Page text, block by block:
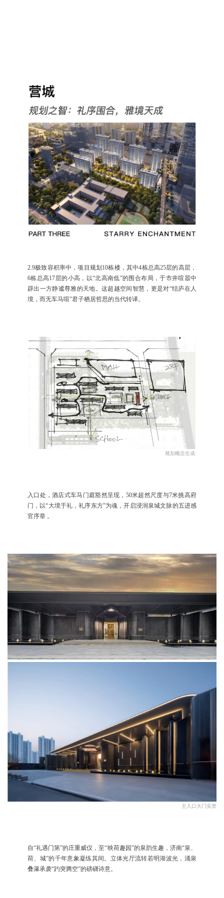
2.9极致容积率中，项目规划10栋楼，其中4栋总高25层的高层，
6栋总高17层的小高，以“北高南低”的围合布局，于市井喧嚣中
辟出一方静谧尊雅的天地。这超越空间智慧，更是对“结庐在人
境，而无车马喧”君子栖居哲思的当代转译。
规划概念生成
入口处，酒店式车马门庭豁然呈现，50米超然尺度与7米挑高府
门，以“大境于礼，礼序东方”为魂，开启浸润泉城文脉的五进感
官序章 。
主入口大门实景
自“礼遇门第”的庄重威仪，至“映荷趣园”的泉韵生趣，济南“泉、
荷、城”的千年意象凝练其间。立体光厅流转若明湖波光，涌泉
叠瀑承袭“趵突腾空”的磅礴诗意。